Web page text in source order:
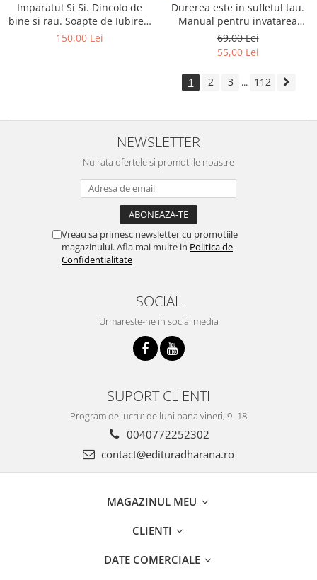
Imparatul Si Si. Dincolo de
bine si rau. Soapte de Iubire -
Invatatura tainica a Soarelui
150,00 Lei
Durerea este in sufletul tau.
Manual pentru invatarea
limbajului stresurilor Seria
Invata sa te Ierti Luule Viilma
69,00 Lei
55,00 Lei
1 2 3 ... 112
NEWSLETTER
Nu rata ofertele si promotiile noastre
Vreau sa primesc newsletter cu promotiile
magazinului. Afla mai multe in Politica de
Confidentialitate
SOCIAL
Urmareste-ne in social media
SUPORT CLIENTI
Program de lucru: de luni pana vineri, 9 -18
0040772252302
contact@edituradharana.ro
MAGAZINUL MEU
CLIENTI
DATE COMERCIALE